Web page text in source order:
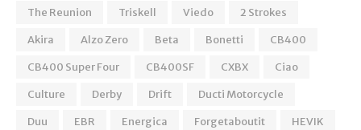
The Reunion
Triskell Viedo
2 Strokes
Akira
Alzo Zero Beta Bonetti
CB400
CB400 Super Four
CB400SF CXBX
Ciao
Culture
Derby Drift
Ducti Motorcycle
Duu
EBR Energica Forgetaboutit
HEVIK